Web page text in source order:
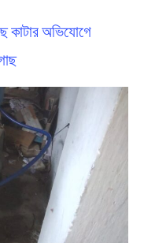
কাটার অভিযোগে